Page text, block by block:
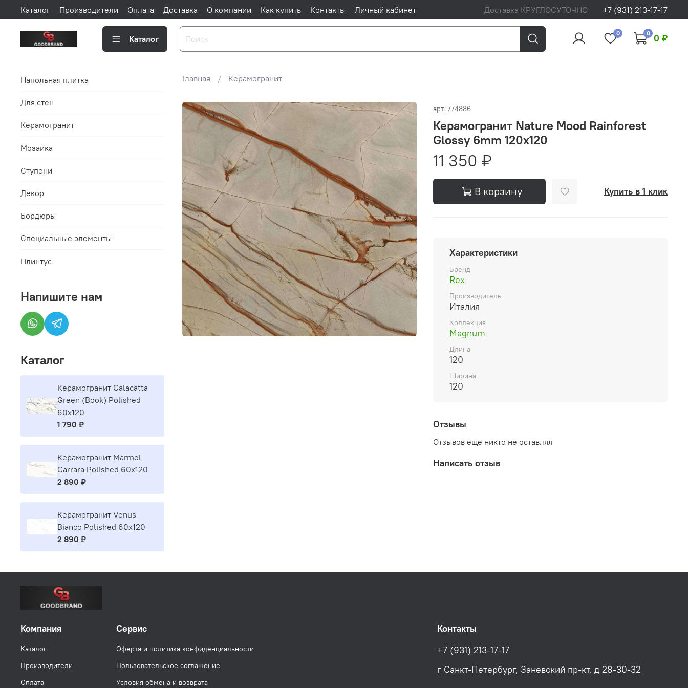
Каталог Производители Оплата Доставка О компании Как купить Контакты Личный кабинет Доставка КРУГЛОСУТОЧНО +7 (931) 213-17-17
Каталог
0 0 0 ₽
Главная Керамогранит
арт. 774886
Керамогранит Nature Mood Rainforest
Glossy 6mm 120x120
11 350 ₽
В корзину Купить в 1 клик
Характеристики
Бренд
Rex
Производитель
Италия
Коллекция
Magnum
Длина
120
Ширина
120
Отзывы
Отзывов еще никто не оставлял
Написать отзыв
Напольная плитка
Для стен
Керамогранит
Мозаика
Ступени
Декор
Бордюры
Специальные элементы
Плинтус
Напишите нам
Каталог
Керамогранит Calacatta
Green (Book) Polished
60x120
1 790 ₽
Керамогранит Marmol
Carrara Polished 60x120
2 890 ₽
Керамогранит Venus
Bianco Polished 60x120
2 890 ₽
Компания
Каталог
Производители
Оплата
Сервис
Оферта и политика конфиденциальности
Пользовательское соглашение
Условия обмена и возврата
Контакты
+7 (931) 213-17-17
г Санкт-Петербург, Заневский пр-кт, д 28-30-32